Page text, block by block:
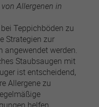
Allergenen in
Teppichböden zu
Strategien zur
angewendet werden.
Staubsaugen mit
ist entscheidend,
Allergene zu